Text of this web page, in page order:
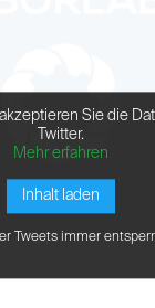
Sie die
Twitter.
Mehr erfahren
Inhalt laden
Tweets immer